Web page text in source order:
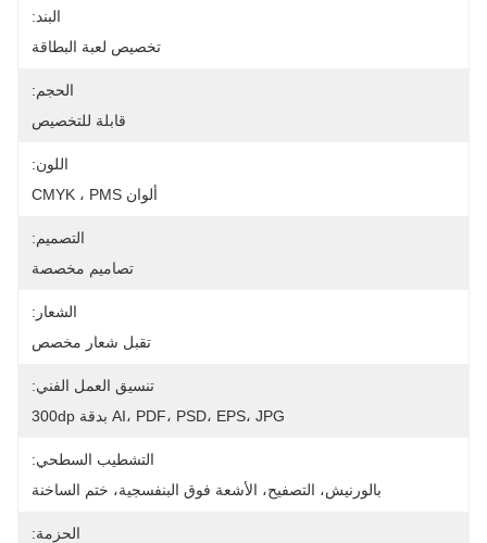
البند:
تخصيص لعبة البطاقة
الحجم:
قابلة للتخصيص
اللون:
ألوان CMYK ، PMS
التصميم:
تصاميم مخصصة
الشعار:
تقبل شعار مخصص
تنسيق العمل الفني:
AI، PDF، PSD، EPS، JPG بدقة 300dp
التشطيب السطحي:
بالورنيش، التصفيح، الأشعة فوق البنفسجية، ختم الساخنة
الحزمة: